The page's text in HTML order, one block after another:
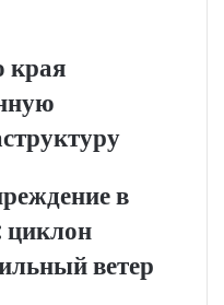
края
в
циклон
ветер